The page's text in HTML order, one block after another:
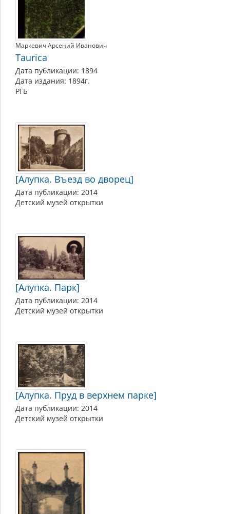
Маркевич Арсений Иванович
Taurica
Дата публикации: 1894
Дата издания: 1894г.
РГБ
[Алупка. Въезд во дворец]
Дата публикации: 2014
Детский музей открытки
[Алупка. Парк]
Дата публикации: 2014
Детский музей открытки
[Алупка. Пруд в верхнем парке]
Дата публикации: 2014
Детский музей открытки